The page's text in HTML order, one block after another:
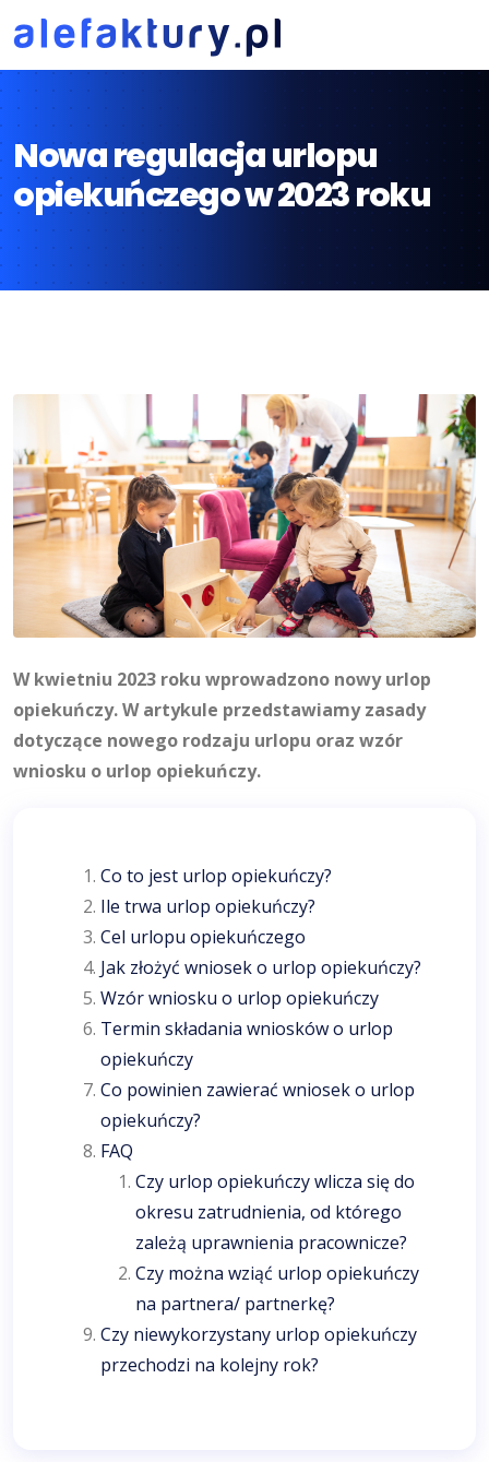
Nowa regulacja urlopu
opiekuńczego w 2023 roku
W kwietniu 2023 roku wprowadzono nowy urlop
opiekuńczy. W artykule przedstawiamy zasady
dotyczące nowego rodzaju urlopu oraz wzór
wniosku o urlop opiekuńczy.
Co to jest urlop opiekuńczy?
Ile trwa urlop opiekuńczy?
Cel urlopu opiekuńczego
Jak złożyć wniosek o urlop opiekuńczy?
Wzór wniosku o urlop opiekuńczy
Termin składania wniosków o urlop
opiekuńczy
Co powinien zawierać wniosek o urlop
opiekuńczy?
FAQ
Czy urlop opiekuńczy wlicza się do
okresu zatrudnienia, od którego
zależą uprawnienia pracownicze?
Czy można wziąć urlop opiekuńczy
na partnera/ partnerkę?
Czy niewykorzystany urlop opiekuńczy
przechodzi na kolejny rok?